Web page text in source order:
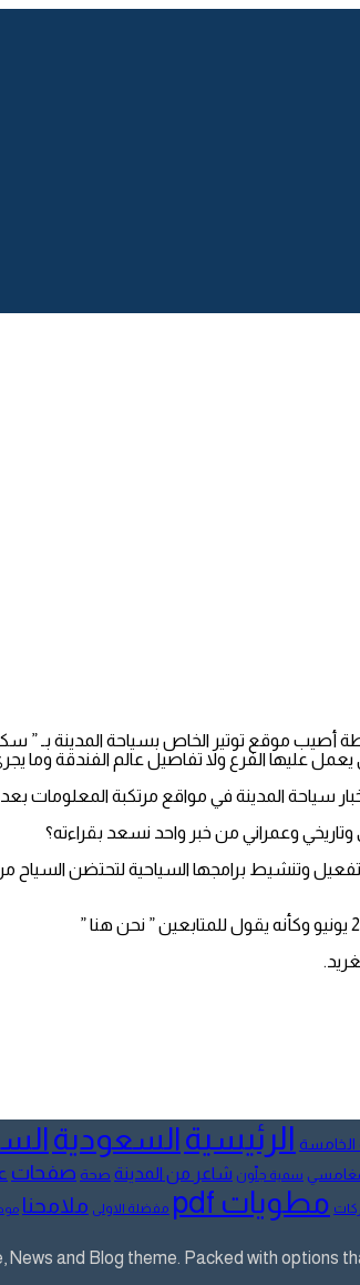
الأنشطة أصيب موقع توتير الخاص بسياحة
عليها الفرع ولا تفاصيل عالم الفندقة وما
وتنشيط برامجها السياحية لتحتضن السياح
الخامسة الرئيسيةالسعودية
سمية جلّون شاعر من المدينة صحة صفحات
مطويات pdf مفضلة الاولى ملامحنا
and Blog theme. Packed with options